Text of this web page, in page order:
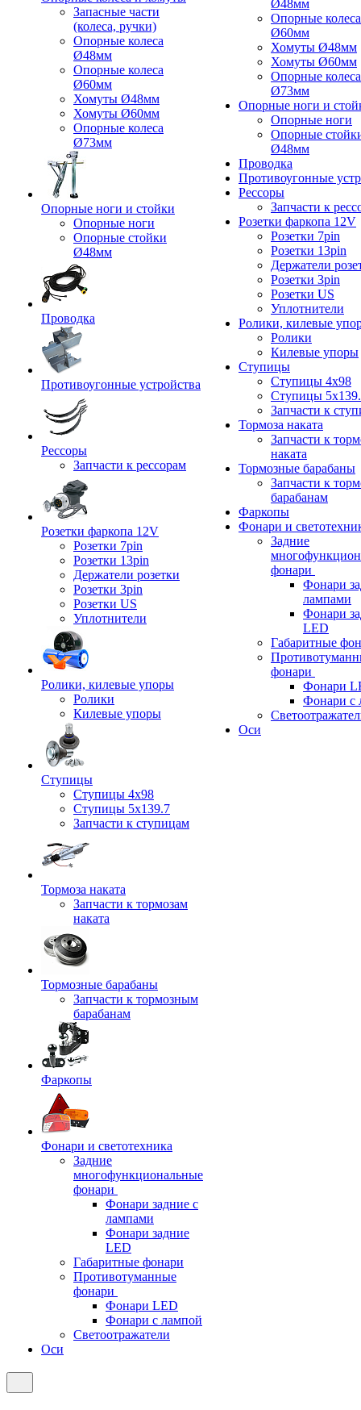
Запасные части
(колеса, ручки)
Опорные колеса
Ø48мм
Опорные колеса
Ø60мм
Хомуты Ø48мм
Хомуты Ø60мм
Опорные колеса
Ø73мм
Опорные ноги и стойки
Опорные ноги
Опорные стойки
Ø48мм
Проводка
Противоугонные устройства
Рессоры
Запчасти к рессорам
Розетки фаркопа 12V
Розетки 7pin
Розетки 13pin
Держатели розетки
Розетки 3pin
Розетки US
Уплотнители
Ролики, килевые упоры
Ролики
Килевые упоры
Ступицы
Ступицы 4x98
Ступицы 5x139.7
Запчасти к ступицам
Тормоза наката
Запчасти к тормозам
наката
Тормозные барабаны
Запчасти к тормозным
барабанам
Фаркопы
Фонари и светотехника
Задние
многофункциональные
фонари
Фонари задние с
лампами
Фонари задние
LED
Габаритные фонари
Противотуманные
фонари
Фонари LED
Фонари с лампой
Светоотражатели
Оси
Ø48мм
Опорные колеса
Ø60мм
Хомуты Ø48мм
Хомуты Ø60мм
Опорные колеса
Ø73мм
Опорные ноги и
Опорные ноги
Опорные
Ø48мм
Проводка
Противоугонные
Рессоры
Запчасти к
Розетки фаркопа 12V
Розетки 7pin
Розетки 13pin
Держатели
Розетки 3pin
Розетки US
Уплотнители
Ролики, килевые
Ролики
Килевые упоры
Ступицы
Ступицы 4x98
Ступицы
Запчасти к
Тормоза наката
Запчасти к
наката
Тормозные барабаны
Запчасти к
барабанам
Фаркопы
Фонари и
Задние
фонари
Фонари
лампами
Фонари
LED
Габаритные
фонари
Фонари
Фонари с
Оси